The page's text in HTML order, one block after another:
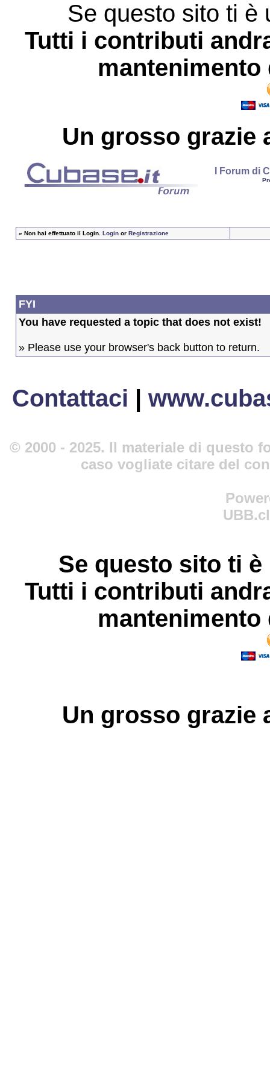
Se questo sito ti è
Tutti i contributi
Un grosso grazie
I Forum di
» Non hai effettuato il Login. Loginor Registrazione
FYI
You have requested a topic that does not exist!
» Please use your browser's back button to return.
Contattaci |
© 2000 - 2025. Il materiale di questo
caso vogliate citare del
Se questo sito ti
Tutti i contributi
Un grosso grazie